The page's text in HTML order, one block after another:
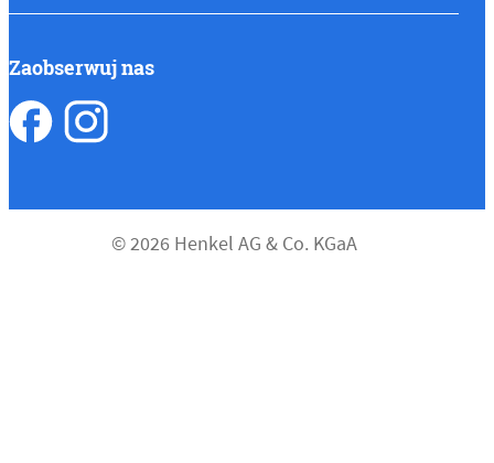
Zaobserwuj nas
© 2026 Henkel AG & Co. KGaA